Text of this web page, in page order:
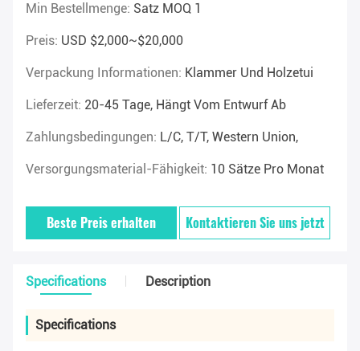
Min Bestellmenge: Satz MOQ 1
Preis: USD $2,000~$20,000
Verpackung Informationen: Klammer Und Holzetui
Lieferzeit: 20-45 Tage, Hängt Vom Entwurf Ab
Zahlungsbedingungen: L/C, T/T, Western Union,
Versorgungsmaterial-Fähigkeit: 10 Sätze Pro Monat
Beste Preis erhalten Kontaktieren Sie uns jetzt
Specifications Description
Specifications